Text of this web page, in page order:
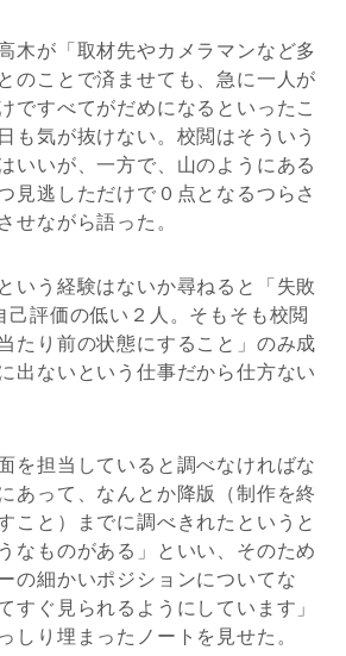
木が「取材先やカメラマンなど多
のことで済ませても、急に一人が
ですべてがだめになるといったこ
も気が抜けない。校閲はそういう
いいが、一方で、山のようにある
見逃しただけで０点となるつらさ
せながら語った。
いう経験はないか尋ねると「失敗
評価の低い２人。そもそも校閲
たり前の状態にすること」のみ成
出ないという仕事だから仕方ない
を担当していると調べなければな
あって、なんとか降版（制作を終
こと）までに調べきれたというと
なものがある」といい、そのため
の細かいポジションについてな
すぐ見られるようにしています」
しり埋まったノートを見せた。